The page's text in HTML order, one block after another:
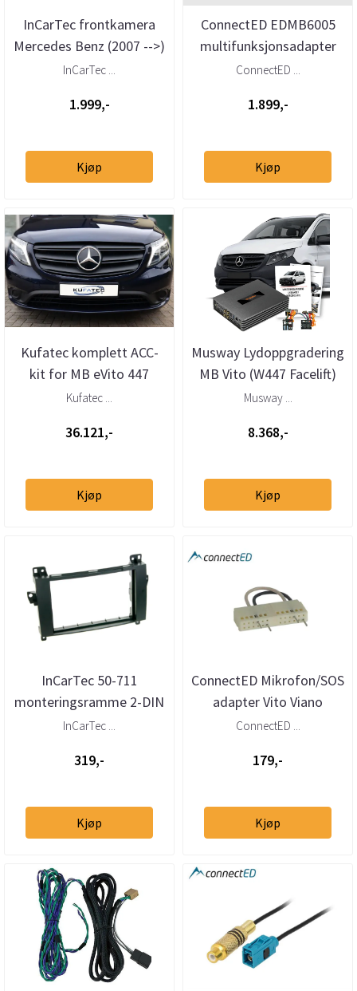
InCarTec frontkamera
Mercedes Benz (2007 -->)
InCarTec ...
1.999,-
Kjøp
ConnectED EDMB6005
multifunksjonsadapter
Mercedes, Smart og
ConnectED ...
1.899,-
Kjøp
Kufatec komplett ACC-
kit for MB eVito 447
Kufatec ...
36.121,-
Kjøp
Musway Lydoppgradering
MB Vito (W447 Facelift)
(2020 -->)
Musway ...
8.368,-
Kjøp
InCarTec 50-711
monteringsramme 2-DIN
Mercedes/VW/Hymer
InCarTec ...
319,-
Kjøp
ConnectED Mikrofon/SOS
adapter Vito Viano
Sprinter (2018 -->)
ConnectED ...
179,-
Kjøp